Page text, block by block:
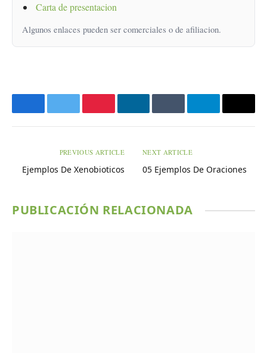
Carta de presentacion
Algunos enlaces pueden ser comerciales o de afiliacion.
FacebookTwitter PinterestLinkedInTumblr TelegramEmail
PREVIOUS ARTICLE
Ejemplos De Xenobioticos
NEXT ARTICLE
05 Ejemplos De Oraciones
PUBLICACIÓN RELACIONADA